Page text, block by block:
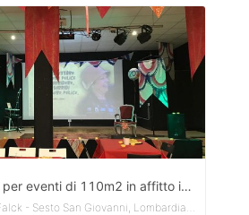
Bellissimo spazio per eventi di 110m2 in affitto in Via Giuseppe Mazzini, Sesto San Giovanni
Pelucca - Villaggio Falck - Sesto San Giovanni, Lombardia, Italy